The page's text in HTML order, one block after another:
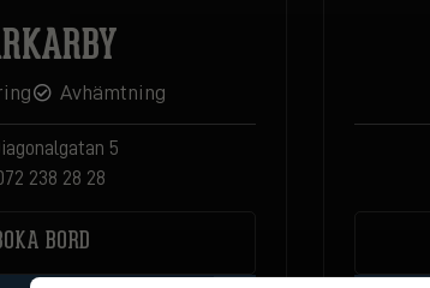
Avhämtning
5
238 28 28
BORD